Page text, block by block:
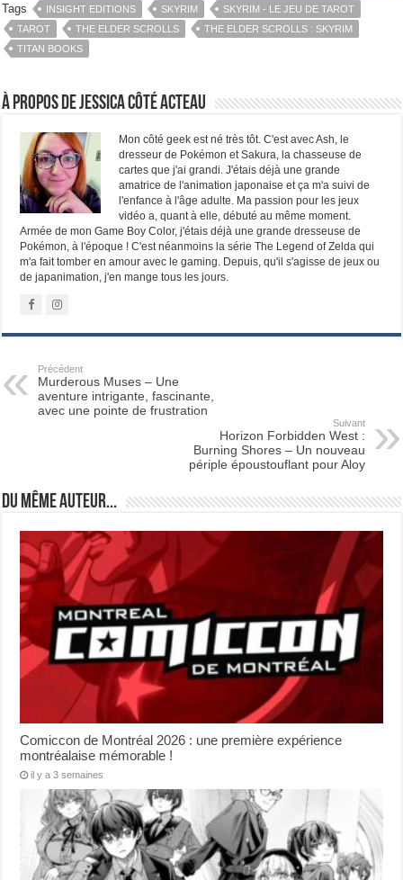
Tags INSIGHT EDITIONS SKYRIM
SKYRIM - LE JEU DE TAROT
TAROT
THE ELDER SCROLLS
THE ELDER SCROLLS : SKYRIM
TITAN BOOKS
À propos de Jessica Côté Acteau
Mon côté geek est né très tôt. C'est avec Ash, le
dresseur de Pokémon et Sakura, la chasseuse de
cartes que j'ai grandi. J'étais déjà une grande
amatrice de l'animation japonaise et ça m'a suivi de
l'enfance à l'âge adulte. Ma passion pour les jeux
vidéo a, quant à elle, débuté au même moment.
Armée de mon Game Boy Color, j'étais déjà une grande dresseuse de
Pokémon, à l'époque ! C'est néanmoins la série The Legend of Zelda qui
m'a fait tomber en amour avec le gaming. Depuis, qu'il s'agisse de jeux ou
de japanimation, j'en mange tous les jours.
Précédent
Murderous Muses – Une
aventure intrigante, fascinante,
avec une pointe de frustration
Suivant
Horizon Forbidden West :
Burning Shores – Un nouveau
périple époustouflant pour Aloy
Du même auteur...
Comiccon de Montréal 2026 : une première expérience
montréalaise mémorable !
il y a 3 semaines